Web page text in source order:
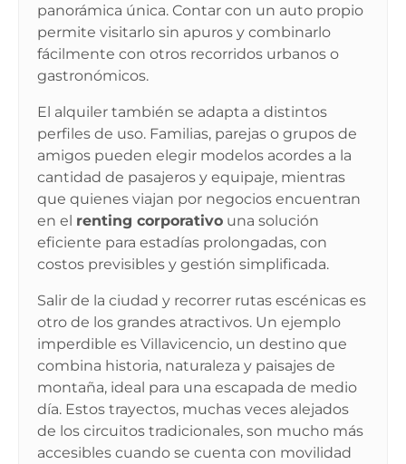
panorámica única. Contar con un auto propio
permite visitarlo sin apuros y combinarlo
fácilmente con otros recorridos urbanos o
gastronómicos.
El alquiler también se adapta a distintos
perfiles de uso. Familias, parejas o grupos de
amigos pueden elegir modelos acordes a la
cantidad de pasajeros y equipaje, mientras
que quienes viajan por negocios encuentran
en el renting corporativo una solución
eficiente para estadías prolongadas, con
costos previsibles y gestión simplificada.
Salir de la ciudad y recorrer rutas escénicas es
otro de los grandes atractivos. Un ejemplo
imperdible es Villavicencio, un destino que
combina historia, naturaleza y paisajes de
montaña, ideal para una escapada de medio
día. Estos trayectos, muchas veces alejados
de los circuitos tradicionales, son mucho más
accesibles cuando se cuenta con movilidad